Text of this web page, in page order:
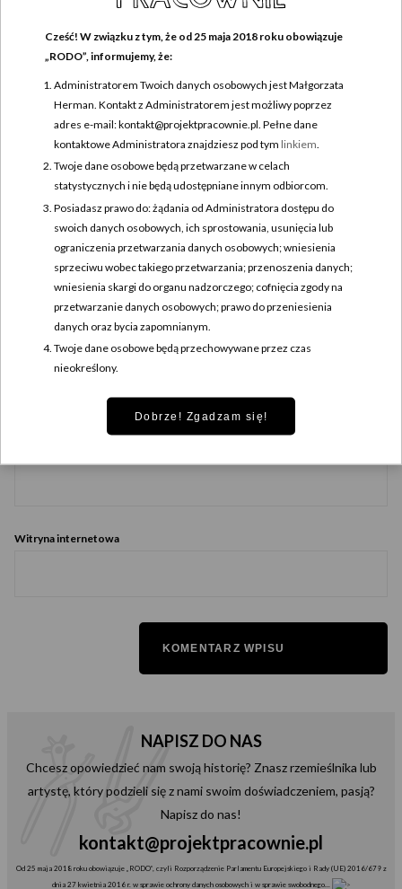
DODAJ KOMENTARZ
Komentarz *
Witryna internetowa
NAPISZ DO NAS
Chcesz opowiedzieć nam swoją historię? Znasz rzemieślnika lub
artystę, który podzieli się z nami swoim doświadczeniem, pasją?
Napisz do nas!
kontakt@projektpracownie.pl
Od 25 maja 2018 roku obowiązuje „RODO”, czyli Rozporządzenie Parlamentu Europejskiego i Rady (UE) 2016/679 z
dnia 27 kwietnia 2016 r. w sprawie ochrony danych osobowych i w sprawie swobodnego...
Cześć! W związku z tym, że od 25 maja 2018 roku obowiązuje
„RODO”, informujemy, że:
Administratorem Twoich danych osobowych jest Małgorzata
Herman. Kontakt z Administratorem jest możliwy poprzez
adres e-mail: kontakt@projektpracownie.pl. Pełne dane
kontaktowe Administratora znajdziesz pod tym linkiem
Twoje dane osobowe będą przetwarzane w celach
statystycznych i nie będą udostępniane innym odbiorcom.
Posiadasz prawo do: żądania od Administratora dostępu do
swoich danych osobowych, ich sprostowania, usunięcia lub
ograniczenia przetwarzania danych osobowych; wniesienia
sprzeciwu wobec takiego przetwarzania; przenoszenia danych;
wniesienia skargi do organu nadzorczego; cofnięcia zgody na
przetwarzanie danych osobowych; prawo do przeniesienia
danych oraz bycia zapomnianym.
Twoje dane osobowe będą przechowywane przez czas
nieokreślony.
Dobrze! Zgadzam się!